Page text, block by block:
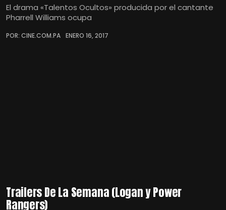
El drama «Talentos Ocultos» producida por el cantante
Pharrell Williams ocupa
POR: CINE.COM.PA ENERO 16, 2017
Trailers De La Semana (Logan y Power
Rangers)